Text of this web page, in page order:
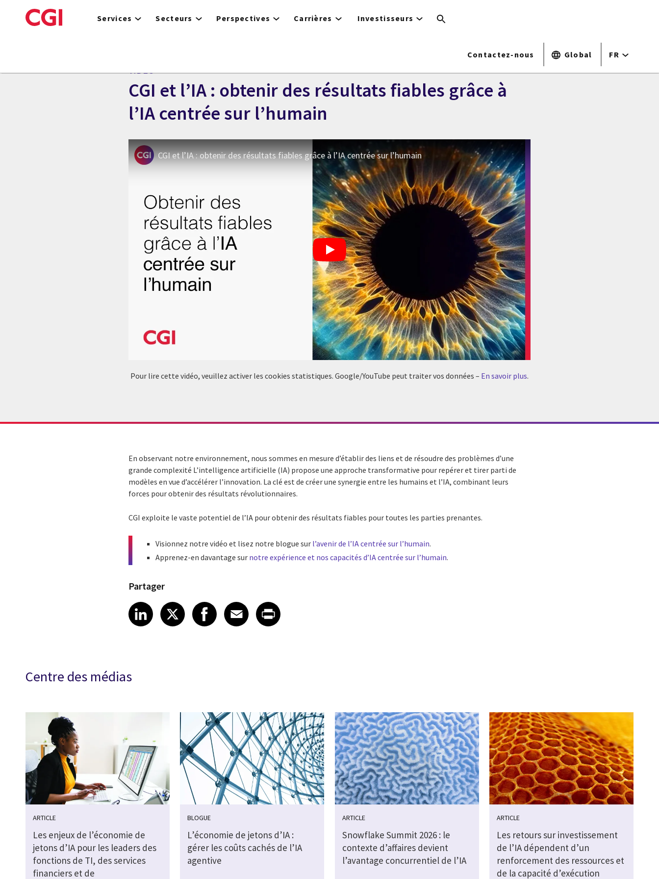
to
Services Secteurs Perspectives Carrières Investisseurs
Contactez-nous Global FR
VIDÉO
CGI et l’IA : obtenir des résultats fiables grâce à
l’IA centrée sur l’humain
CGI et l’IA : obtenir des résultats fiables grâce à l’IA centrée sur l’humain
Pour lire cette vidéo, veuillez activer les cookies statistiques. Google/YouTube peut traiter vos données – En savoir plus.
En observant notre environnement, nous sommes en mesure d’établir des liens et de résoudre des problèmes d’une
grande complexité L’intelligence artificielle (IA) propose une approche transformative pour repérer et tirer parti de
modèles en vue d’accélérer l’innovation. La clé est de créer une synergie entre les humains et l’IA, combinant leurs
forces pour obtenir des résultats révolutionnaires.
CGI exploite le vaste potentiel de l’IA pour obtenir des résultats fiables pour toutes les parties prenantes.
Visionnez notre vidéo et lisez notre blogue sur l’avenir de l’IA centrée sur l’humain.
Apprenez-en davantage sur notre expérience et nos capacités d’IA centrée sur l’humain.
Partager
Share article on LinkedIn
LinkedIn
Share article on X
XShare article on Facebook
Facebook
Share article on Email
Email
Share article on Print
Centre des médias
ARTICLE
Les enjeux de l’économie de
jetons d’IA pour les leaders des
fonctions de TI, des services
financiers et de
BLOGUE
L’économie de jetons d’IA :
gérer les coûts cachés de l’IA
agentive
ARTICLE
Snowflake Summit 2026 : le
contexte d’affaires devient
l’avantage concurrentiel de l’IA
ARTICLE
Les retours sur investissement
de l’IA dépendent d’un
renforcement des ressources et
de la capacité d’exécution